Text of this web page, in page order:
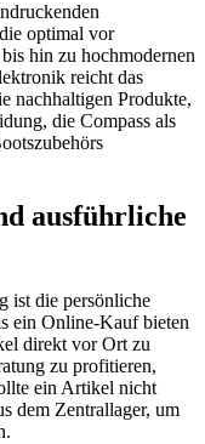
optimal vor
hin zu hochmodernen
reicht das
nachhaltigen Produkte,
die Compass als
ausführliche
ist die persönliche
ein Online-Kauf bieten
direkt vor Ort zu
zu profitieren,
ein Artikel nicht
dem Zentrallager, um